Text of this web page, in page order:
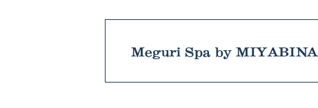
Meguri Spa by MIYABINA